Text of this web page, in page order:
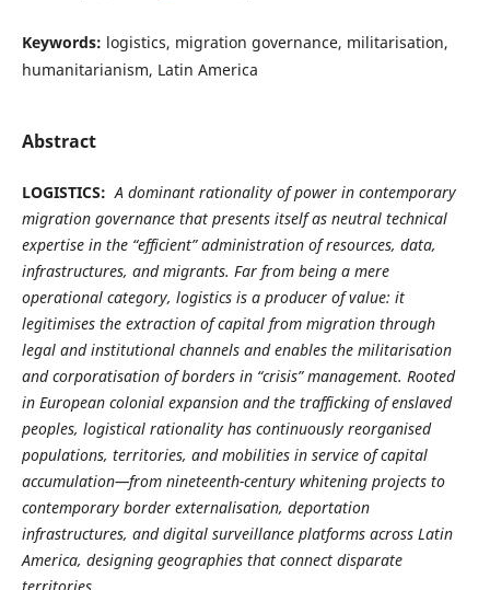
Keywords: logistics, migration governance, militarisation,
humanitarianism, Latin America
Abstract
LOGISTICS:A dominant rationality of power in contemporary
migration governance that presents itself as neutral technical
expertise in the “efficient” administration of resources, data,
infrastructures, and migrants. Far from being a mere
operational category, logistics is a producer of value: it
legitimises the extraction of capital from migration through
legal and institutional channels and enables the militarisation
and corporatisation of borders in “crisis” management. Rooted
in European colonial expansion and the trafficking of enslaved
peoples, logistical rationality has continuously reorganised
populations, territories, and mobilities in service of capital
accumulation—from nineteenth-century whitening projects to
contemporary border externalisation, deportation
infrastructures, and digital surveillance platforms across Latin
America, designing geographies that connect disparate